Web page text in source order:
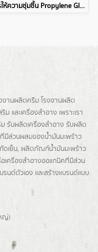
สารให้ความชุ่มชื้น Propylene Glycol USP/EP
งานผลิตครีม โรงงานผลิต
ริม และเครื่องสำอาง เพราะเรา
รับผลิตเครื่องสำอาง รับผลิต
มีส่วนผสมของน้ำมันมะพร้าว
กัดเย็น, ผลิตภัณฑ์น้ำมันมะพร้าว
เครื่องสำอางออแกนิคที่มีส่วน
นด์ตัวเอง และสร้างแบรนด์แบบ
ญ่)